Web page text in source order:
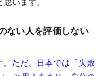
ない人を評価しない
ただ、日本では「失敗